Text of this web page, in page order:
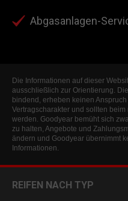
Abgasanlagen-
Die Informationen auf dieser
ausschließlich zur Orientierung.
bindend, erheben keinen
Vertragscharakter und sollten
werden. Goodyear bemüht sich
zu halten, Angebote und
ändern und Goodyear übernimmt
Informationen.
REIFEN NACH TYP